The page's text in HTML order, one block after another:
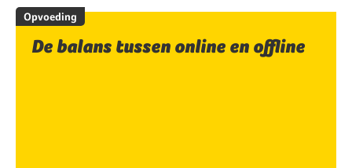
Opvoeding
De balans tussen online en offline